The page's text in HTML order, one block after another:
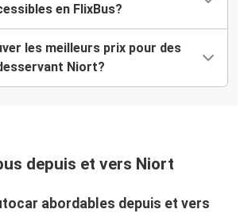
en FlixBus?
les meilleurs prix pour des
Niort?
depuis et vers Niort
abordables depuis et vers